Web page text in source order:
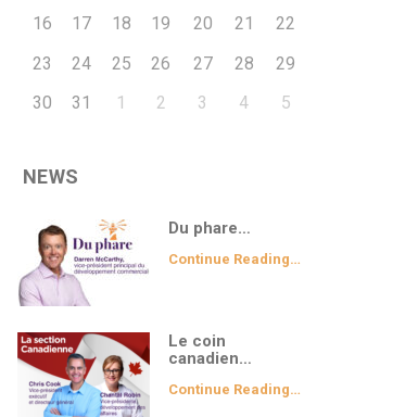
16
17 18 19 20 21
22
23
24 25 26 27 28
29
30
31 1 2 3 4 5
NEWS
Du phare…
Continue Reading…
Le coin
canadien…
Continue Reading…